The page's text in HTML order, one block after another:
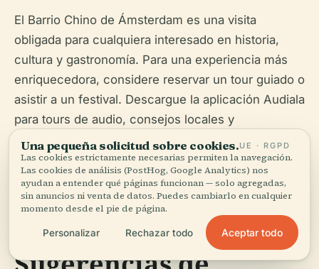
El Barrio Chino de Ámsterdam es una visita
obligada para cualquiera interesado en historia,
cultura y gastronomía. Para una experiencia más
enriquecedora, considere reservar un tour guiado o
asistir a un festival. Descargue la aplicación Audiala
para tours de audio, consejos locales y
actualizaciones de eventos, y síganos en redes
sociales para las últimas noticias.
Una pequeña solicitud sobre cookies.UE · RGPD
Las cookies estrictamente necesarias permiten la navegación.
Las cookies de análisis (PostHog, Google Analytics) nos
ayudan a entender qué páginas funcionan — solo agregadas,
sin anuncios ni venta de datos. Puedes cambiarlo en cualquier
momento desde el pie de página.
Personalizar Rechazar todo Aceptar todo